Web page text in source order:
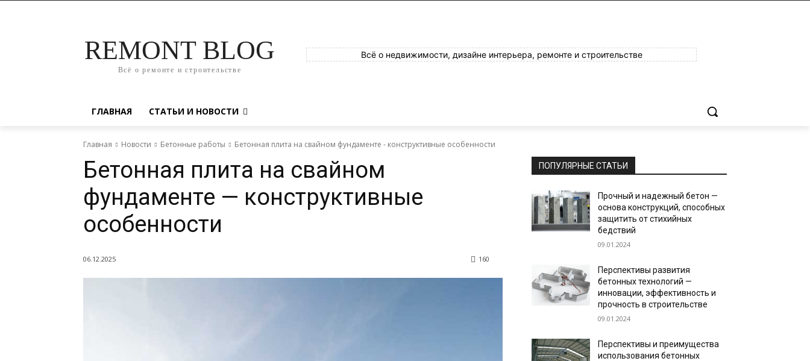
REMONT BLOG
Всё о ремонте и строительстве
Всё о недвижимости, дизайне интерьера, ремонте и строительстве
ГЛАВНАЯ СТАТЬИ И НОВОСТИ
Главная Новости Бетонные работы Бетонная плита на свайном фундаменте - конструктивные особенности
Бетонная плита на свайном
фундаменте — конструктивные
особенности
06.12.2025 160
ПОПУЛЯРНЫЕ СТАТЬИ
Прочный и надежный бетон —
основа конструкций, способных
защитить от стихийных
бедствий
09.01.2024
Перспективы развития
бетонных технологий —
инновации, эффективность и
прочность в строительстве
09.01.2024
Перспективы и преимущества
использования бетонных